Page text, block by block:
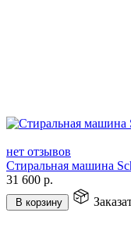
нет отзывов
Стиральная машина
31 600 р.
В корзину